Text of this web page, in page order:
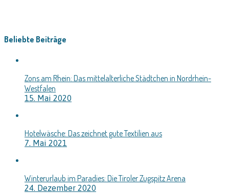
Beliebte Beiträge
Zons am Rhein: Das mittelalterliche Städtchen in Nordrhein-
Westfalen
15. Mai 2020
Hotelwäsche: Das zeichnet gute Textilien aus
7. Mai 2021
Winterurlaub im Paradies: Die Tiroler Zugspitz Arena
24. Dezember 2020